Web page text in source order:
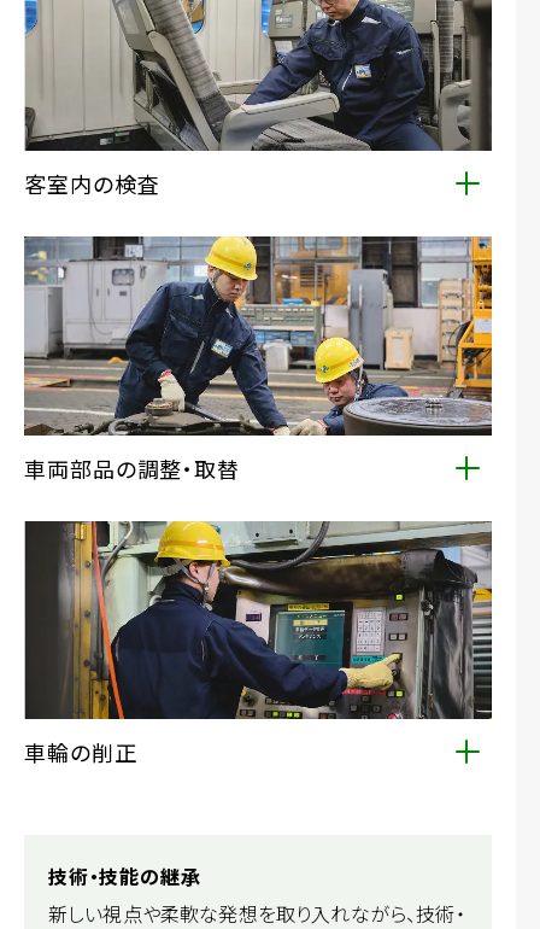
客室内の検査
機能と安全性を検査し、正常に保つための取替やメン
テナンスを行っています。
車両部品の調整・取替
替・メンテナンスを行い、走行性能や快適性を維持して
います。空調装置やドア装置など、車両機能を支えるさ
まざまな設備を取り扱っています。
車輪の削正
キズがついた車輪の修正を行い、安全で安定した走行
性能を維持します。
技術・技能の継承
新しい視点や柔軟な発想を取り入れながら、技術・